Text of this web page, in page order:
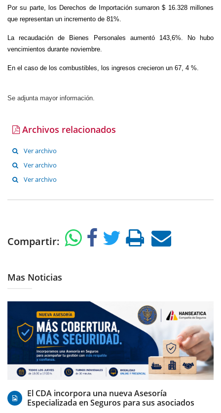
Por su parte, los Derechos de Importación sumaron $ 16.328 millones
que representan un incremento de 81%.
La recaudación de Bienes Personales aumentó 143,6%. No hubo
vencimientos durante noviembre.
En el caso de los combustibles, los ingresos crecieron un 67, 4 %.
Se adjunta mayor información.
Archivos relacionados
Ver archivo
Ver archivo
Ver archivo
Compartir:
Mas Noticias
06/08/2026
El CDA incorpora una nueva Asesoría
Especializada en Seguros para sus asociados